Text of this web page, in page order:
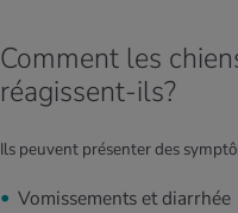
Comment les
réagissent-ils?
Ils peuvent présenter des
Vomissements et diarrhée